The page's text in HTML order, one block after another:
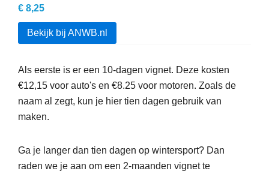
€ 8,25
Bekijk bij ANWB.nl
Als eerste is er een 10-dagen vignet. Deze kosten
€12,15 voor auto's en €8.25 voor motoren. Zoals de
naam al zegt, kun je hier tien dagen gebruik van
maken.
Ga je langer dan tien dagen op wintersport? Dan
raden we je aan om een 2-maanden vignet te